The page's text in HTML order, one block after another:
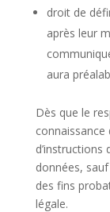
droit de
après leur
aura
Dès que le
connaissance
d’instructions
données,
des fins
légale.